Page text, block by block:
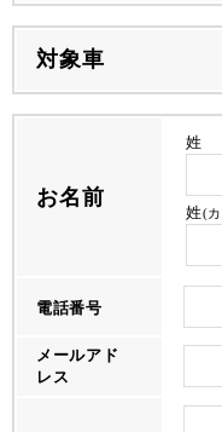
対象車
お名前
姓
姓(
電話番号
メールアド
レス